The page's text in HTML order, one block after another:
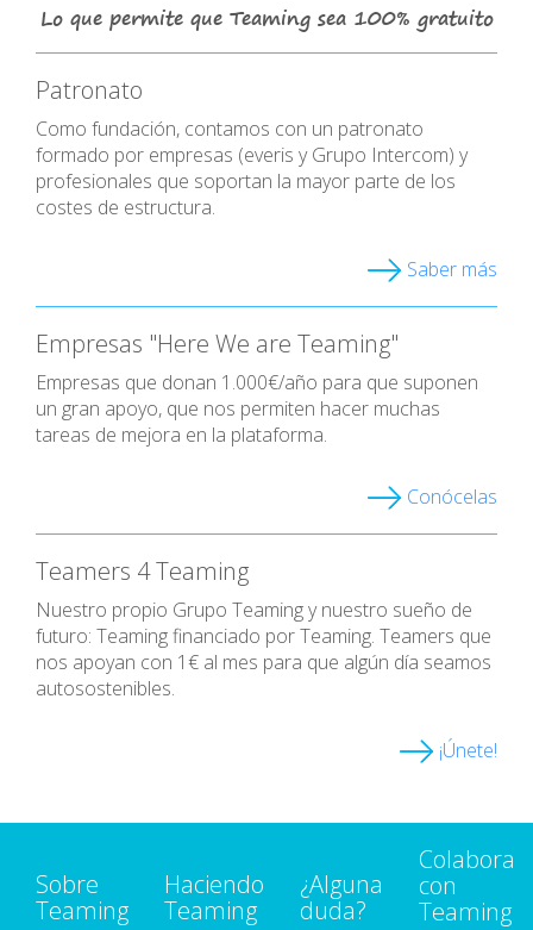
Lo que permite que Teaming sea 100% gratuito
Patronato
Como fundación, contamos con un patronato
formado por empresas (everis y Grupo Intercom) y
profesionales que soportan la mayor parte de los
costes de estructura.
Saber más
Empresas "Here We are Teaming"
Empresas que donan 1.000€/año para que suponen
un gran apoyo, que nos permiten hacer muchas
tareas de mejora en la plataforma.
Conócelas
Teamers 4 Teaming
Nuestro propio Grupo Teaming y nuestro sueño de
futuro: Teaming financiado por Teaming. Teamers que
nos apoyan con 1€ al mes para que algún día seamos
autosostenibles.
¡Únete!
Sobre
Teaming
Haciendo
Teaming
¿Alguna
duda?
Colabora
con
Teaming